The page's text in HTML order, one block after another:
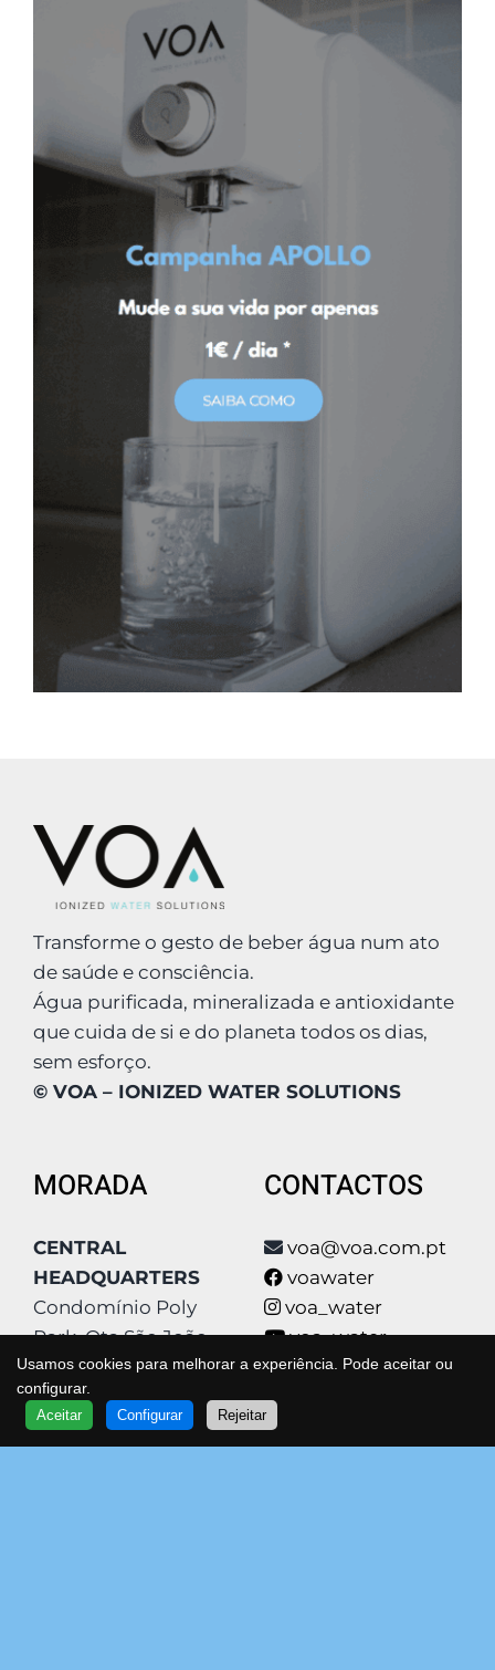
Transforme o gesto de beber água num ato
de saúde e consciência.
Água purificada, mineralizada e antioxidante
que cuida de si e do planeta todos os dias,
sem esforço.
© VOA – IONIZED WATER SOLUTIONS
MORADA
CENTRAL
HEADQUARTERS
Condomínio Poly
Park, Qta São João
Estrada Qta De
Matos 4
Bloco F2
QUER SABER MAIS?
FALE COM UM ESPECIALISTA
CONTACTOS
voa@voa.com.pt
voawater
voa_water
voa_water
voa
Usamos cookies para melhorar a experiência. Pode aceitar ou
configurar.
Aceitar Configurar Rejeitar